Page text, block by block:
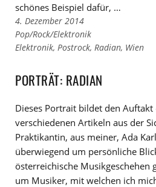
schönes Beispiel dafür, …
4. Dezember 2014
Links
zu
Kategorien
Pop/Rock/Elektronik
Links
den
Tags
Elektronik, Postrock, Radian, Wien
PORTRÄT: RADIAN
Dieses Portrait bildet den
verschiedenen Artikeln aus der
Praktikantin, aus meiner, Ada
überwiegend um persönliche
österreichische Musikgeschehen
um Musiker, mit welchen ich